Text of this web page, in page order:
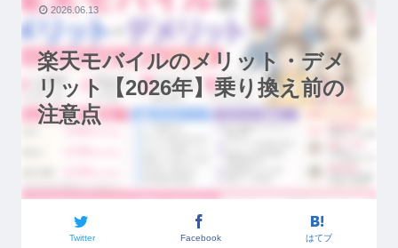
楽天モバイルのメリット・デメ
リット【2026年】乗り換え前の
注意点
Twitter Facebook はてブ
2026.06.13